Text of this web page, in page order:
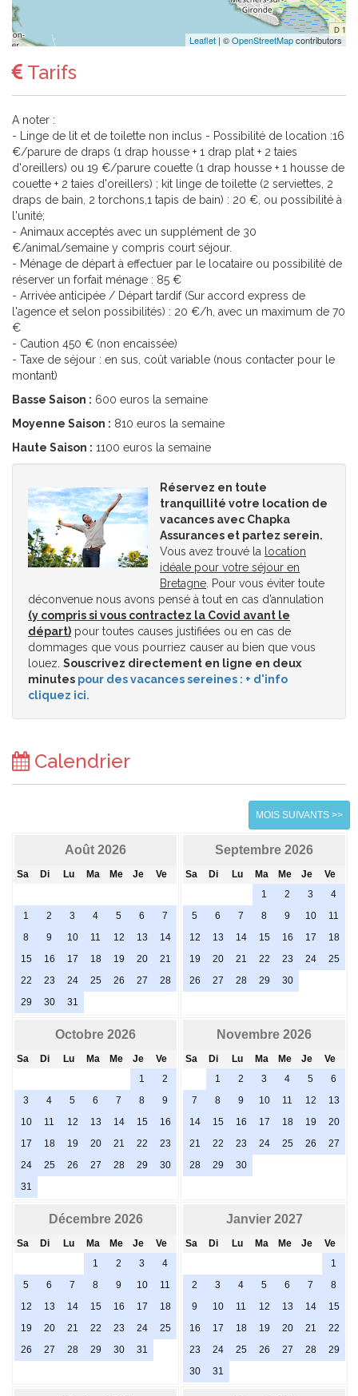
Leaflet | ©OpenStreetMapcontributors
Tarifs
A noter :
- Linge de lit et de toilette non inclus - Possibilité de location :16
€/parure de draps (1 drap housse + 1 drap plat + 2 taies
d'oreillers) ou 19 €/parure couette (1 drap housse + 1 housse de
couette + 2 taies d'oreillers) ; kit linge de toilette (2 serviettes, 2
draps de bain, 2 torchons,1 tapis de bain) : 20 €, ou possibilité à
l'unité;
- Animaux acceptés avec un supplément de 30
€/animal/semaine y compris court séjour.
- Ménage de départ à effectuer par le locataire ou possibilité de
réserver un forfait ménage : 85 €
- Arrivée anticipée / Départ tardif (Sur accord express de
l'agence et selon possibilités) : 20 €/h, avec un maximum de 70
€
- Caution 450 € (non encaissée)
- Taxe de séjour : en sus, coût variable (nous contacter pour le
montant)
Basse Saison : 600 euros la semaine
Moyenne Saison : 810 euros la semaine
Haute Saison : 1100 euros la semaine
Réservez en toute
tranquillité votre location de
vacances avec Chapka
Assurances et partez serein.
Vous avez trouvé la
location
idéale pour votre séjour en
Bretagne . Pour vous éviter toute
déconvenue nous avons pensé à tout en cas d’annulation
(y compris si vous contractez la Covid avant le
départ) pour toutes causes justifiées ou en cas de
dommages que vous pourriez causer au bien que vous
louez. Souscrivez directement en ligne en deux
minutes pour des vacances sereines : + d'info
cliquez ici.
Calendrier
MOIS SUIVANTS >>
Août 2026
Sa Di Lu Ma Me Je Ve
1 2 3 4 5 6
7
8
9 10 11 12 13
14
15
16 17 18 19 20
21
22
23 24 25 26 27
28
29
30 31
Septembre 2026
Sa Di Lu Ma Me Je
Ve
1
2 3
4
5
6 7 8 9 10
11
12
13 14 15 16 17
18
19
20 21 22 23 24
25
26
27 28 29 30
Octobre 2026
Sa Di Lu Ma Me Je
Ve
1
2
3
4 5 6 7 8
9
10
11 12 13 14 15
16
17
18 19 20 21 22
23
24
25 26 27 28 29
30
31
Novembre 2026
Sa Di Lu Ma Me Je
Ve
1
2 3 4 5
6
7
8 9 10 11 12
13
14
15 16 17 18 19
20
21
22 23 24 25 26
27
28
29 30
Décembre 2026
Sa Di Lu Ma Me Je
Ve
1
2 3
4
5
6 7 8 9 10
11
12
13 14 15 16 17
18
19
20 21 22 23 24
25
26
27 28 29 30 31
Janvier 2027
Sa Di Lu Ma Me Je
Ve
1
2
3 4 5 6 7
8
9
10 11 12 13 14
15
16
17 18 19 20 21
22
23
24 25 26 27 28
29
30
31